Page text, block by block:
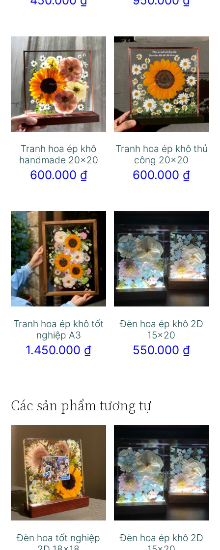
Tranh hoa ép khô
handmade 20×20
600.000 ₫
Tranh hoa ép khô thủ
công 20×20
600.000 ₫
Tranh hoa ép khô tốt
nghiệp A3
1.450.000 ₫
Đèn hoa ép khô 2D
15×20
550.000 ₫
Các sản phẩm tương tự
Đèn hoa tốt nghiệp
Đèn hoa ép khô 2D